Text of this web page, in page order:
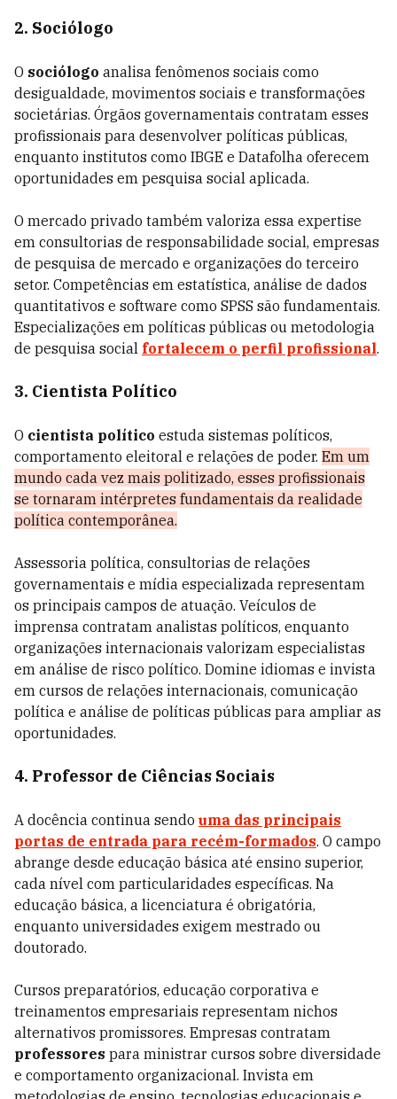
2. Sociólogo
O sociólogo analisa fenômenos sociais como
desigualdade, movimentos sociais e transformações
societárias. Órgãos governamentais contratam esses
profissionais para desenvolver políticas públicas,
enquanto institutos como IBGE e Datafolha oferecem
oportunidades em pesquisa social aplicada.
O mercado privado também valoriza essa expertise
em consultorias de responsabilidade social, empresas
de pesquisa de mercado e organizações do terceiro
setor. Competências em estatística, análise de dados
quantitativos e software como SPSS são fundamentais.
Especializações em políticas públicas ou metodologia
de pesquisa social fortalecem o perfil profissional.
3. Cientista Político
O cientista político estuda sistemas políticos,
comportamento eleitoral e relações de poder. Em um
mundo cada vez mais politizado, esses profissionais
se tornaram intérpretes fundamentais da realidade
política contemporânea.
Assessoria política, consultorias de relações
governamentais e mídia especializada representam
os principais campos de atuação. Veículos de
imprensa contratam analistas políticos, enquanto
organizações internacionais valorizam especialistas
em análise de risco político. Domine idiomas e invista
em cursos de relações internacionais, comunicação
política e análise de políticas públicas para ampliar as
oportunidades.
4. Professor de Ciências Sociais
A docência continua sendo uma das principais
portas de entrada para recém-formados. O campo
abrange desde educação básica até ensino superior,
cada nível com particularidades específicas. Na
educação básica, a licenciatura é obrigatória,
enquanto universidades exigem mestrado ou
doutorado.
Cursos preparatórios, educação corporativa e
treinamentos empresariais representam nichos
alternativos promissores. Empresas contratam
professores para ministrar cursos sobre diversidade
e comportamento organizacional. Invista em